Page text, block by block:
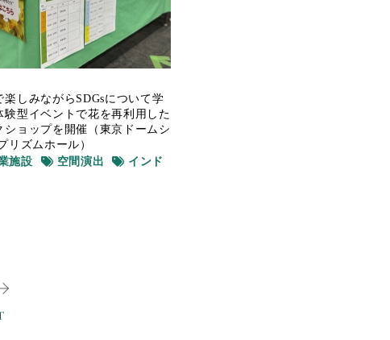
楽しみながらSDGsについて学
験型イベントで花を再利用した
ショップを開催（東京ドームシ
リズムホール）
施設
空間演出
インド